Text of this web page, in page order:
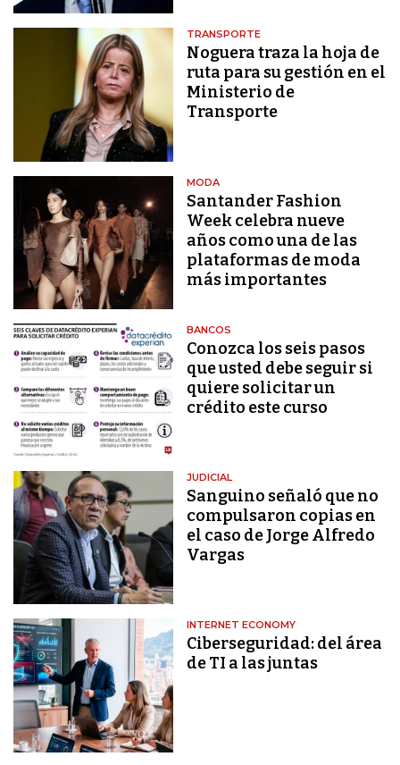
TRANSPORTE
Noguera traza la hoja de
ruta para su gestión en el
Ministerio de
Transporte
MODA
Santander Fashion
Week celebra nueve
años como una de las
plataformas de moda
más importantes
BANCOS
Conozca los seis pasos
que usted debe seguir si
quiere solicitar un
crédito este curso
JUDICIAL
Sanguino señaló que no
compulsaron copias en
el caso de Jorge Alfredo
Vargas
INTERNET ECONOMY
Ciberseguridad: del área
de TI a las juntas